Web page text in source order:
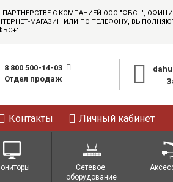
ПАРТНЕРСТВЕ С КОМПАНИЕЙ ООО "ФБС+",
ИНТЕРНЕТ-МАГАЗИН ИЛИ ПО ТЕЛЕФОНУ,
8 800 500-14-03
Отдел продаж
Контакты Личный кабинет
Сетевое
оборудование